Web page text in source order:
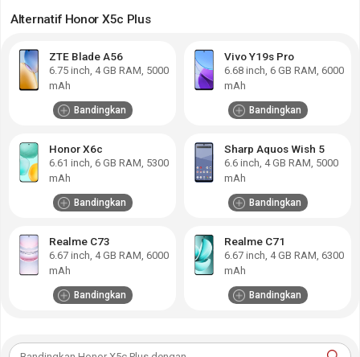
Alternatif Honor X5c Plus
ZTE Blade A56
6.75 inch, 4 GB RAM 5000
mAh
Bandingkan
Vivo Y19s Pro
6.68 inch, 6 GB RAM 6000
mAh
Bandingkan
Honor X6c
6.61 inch, 6 GB RAM 5300
mAh
Bandingkan
Sharp Aquos Wish 5
6.6 inch, 4 GB RAM 5000
mAh
Bandingkan
Realme C73
6.67 inch, 4 GB RAM 6000
mAh
Bandingkan
Realme C71
6.67 inch, 4 GB RAM 6300
mAh
Bandingkan